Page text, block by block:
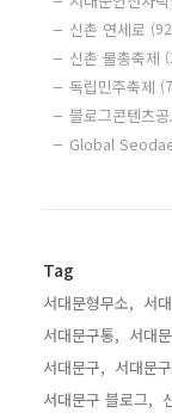
신촌 연세로
신촌 물총축제
독립민주축제
블로그콘텐츠
Global
Tag
서대문형무소, 서
서대문구통, 서대
서대문구, 서대문
서대문구 블로그,